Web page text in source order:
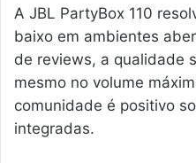
A JBL PartyBox 110
baixo em ambientes
de reviews, a qualidade
mesmo no volume
comunidade é positivo
integradas.